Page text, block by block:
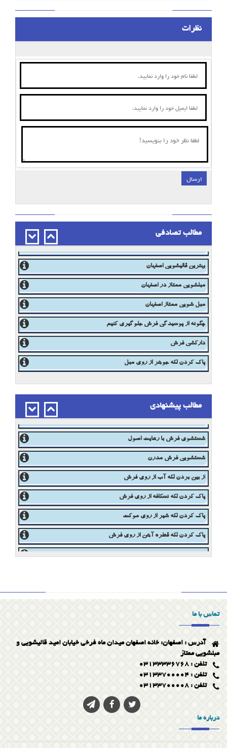
نظرات
ارسال
مطالب تصادفی
قالیشویی اصفهان - خدمات فرش
محافظ ریشه فرش
بهترین قالیشویی اصفهان
مبلشویی ممتاز در اصفهان
مبل شویی ممتاز اصفهان
چگونه از پوسیدگی فرش جلوگیری کنیم
مطالب پیشنهادی
تغییر رنگ فرش
از بین بردن لکه چربی روی فرش
شستشوی فرش با رعایت اصول
شستشویی فرش مدرن
از بین بردن لکه آب از روی فرش
پاک کردن لکه نسکافه از روی فرش
پاک کردن لکه شیر از روی موکت
مبلشویی ممتاز در اصفهان
ویژگی قالیشویی خوب
تماس با ما
آدرس : اصفهان: خانه اصفهان میدان ماه فرخی خیابان امید قالیشویی و
مبلشویی ممتاز
تلفن : 03133336768
تلفن : 03133700004
تلفن : 03133700008
درباره ما